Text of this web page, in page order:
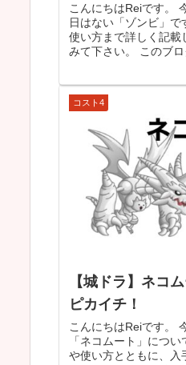
こんにちはReiです。
日はない「ゾンビ」で
使い方まで詳しく記載
みて下さい。 このブ
コスト4
【城ドラ】ネコ
ピカイチ！
こんにちはReiです。
「ネコムート」につ
や使い方とともに、入